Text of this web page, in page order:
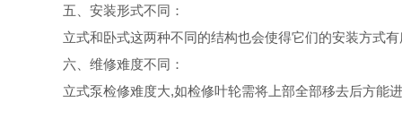
五、安装形式不同：
立式和卧式这两种不同的结构也会使得它们的安装方式
六、维修难度不同：
立式泵检修难度大,如检修叶轮需将上部全部移去后方能